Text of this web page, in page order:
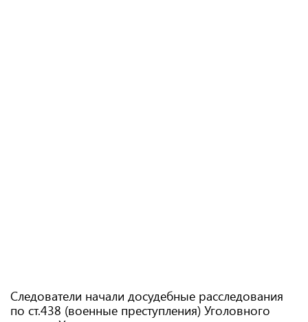
Следователи начали досудебные расследования
по ст.438 (военные преступления) Уголовного